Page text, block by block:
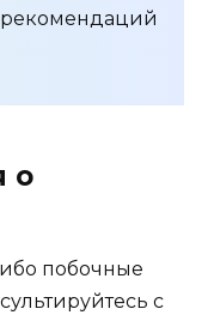
рекомендаций
о
побочные
с